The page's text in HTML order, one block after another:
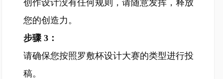
创作设计没有任何规则，请随意发挥，释放
您的创造力。
步骤 3：
请确保您按照罗敷杯设计大赛的类型进行投
稿。